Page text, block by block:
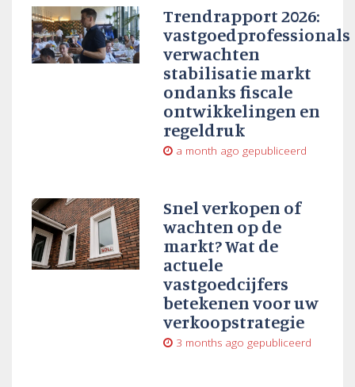
Trendrapport 2026:
vastgoedprofessionals
verwachten
stabilisatie markt
ondanks fiscale
ontwikkelingen en
regeldruk
a month ago gepubliceerd
Snel verkopen of
wachten op de
markt? Wat de
actuele
vastgoedcijfers
betekenen voor uw
verkoopstrategie
3 months ago gepubliceerd